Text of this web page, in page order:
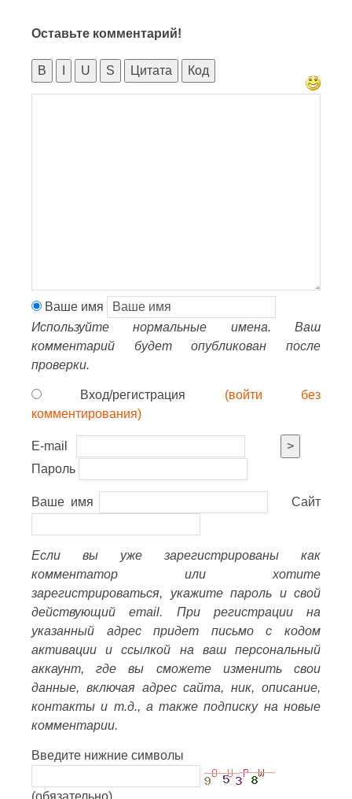
Оставьте комментарий!
B U S Цитата Код
Ваше имя
Используйте нормальные имена. Ваш
комментарий будет опубликован после
проверки.
Вход/регистрация (войти без
комментирования)
E-mail
>
Пароль
Ваше имя Сайт
Если вы уже зарегистрированы как
комментатор или хотите
зарегистрироваться, укажите пароль и свой
действующий email. При регистрации на
указанный адрес придет письмо с кодом
активации и ссылкой на ваш персональный
аккаунт, где вы сможете изменить свои
данные, включая адрес сайта, ник, описание,
контакты и т.д., а также подписку на новые
комментарии.
Введите нижние символы
(обязательно)